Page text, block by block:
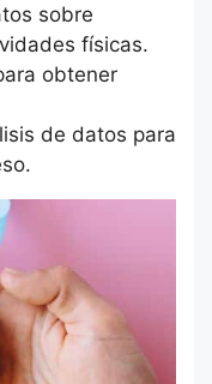
sobre
físicas.
obtener
de datos para